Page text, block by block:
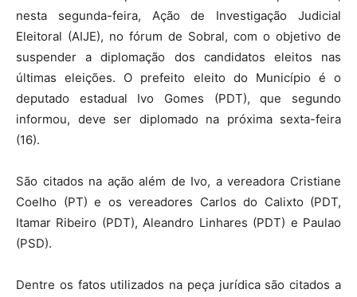
nesta segunda-feira, Ação de Investigação Judicial
Eleitoral (AIJE), no fórum de Sobral, com o objetivo de
suspender a diplomação dos candidatos eleitos nas
últimas eleições. O prefeito eleito do Município é o
deputado estadual Ivo Gomes (PDT), que segundo
informou, deve ser diplomado na próxima sexta-feira
(16).
São citados na ação além de Ivo, a vereadora Cristiane
Coelho (PT) e os vereadores Carlos do Calixto (PDT,
Itamar Ribeiro (PDT), Aleandro Linhares (PDT) e Paulao
(PSD).
Dentre os fatos utilizados na peça jurídica são citados a